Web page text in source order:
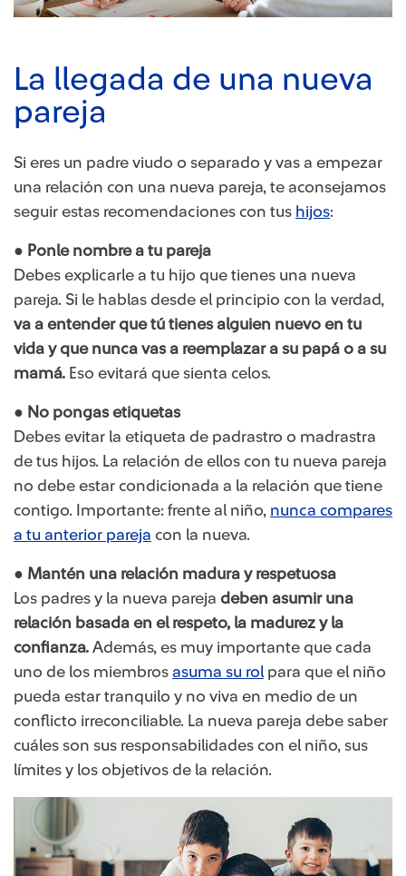
La llegada de una nueva
pareja
Si eres un padre viudo o separado y vas a empezar
una relación con una nueva pareja, te aconsejamos
seguir estas recomendaciones con tus hijos:
● Ponle nombre a tu pareja
Debes explicarle a tu hijo que tienes una nueva
pareja. Si le hablas desde el principio con la verdad,
va a entender que tú tienes alguien nuevo en tu
vida y que nunca vas a reemplazar a su papá o a su
mamá. Eso evitará que sienta celos.
● No pongas etiquetas
Debes evitar la etiqueta de padrastro o madrastra
de tus hijos. La relación de ellos con tu nueva pareja
no debe estar condicionada a la relación que tiene
contigo. Importante: frente al niño, nunca compares
a tu anterior pareja con la nueva.
● Mantén una relación madura y respetuosa
Los padres y la nueva pareja deben asumir una
relación basada en el respeto, la madurez y la
confianza. Además, es muy importante que cada
uno de los miembros asuma su rol para que el niño
pueda estar tranquilo y no viva en medio de un
conflicto irreconciliable. La nueva pareja debe saber
cuáles son sus responsabilidades con el niño, sus
límites y los objetivos de la relación.